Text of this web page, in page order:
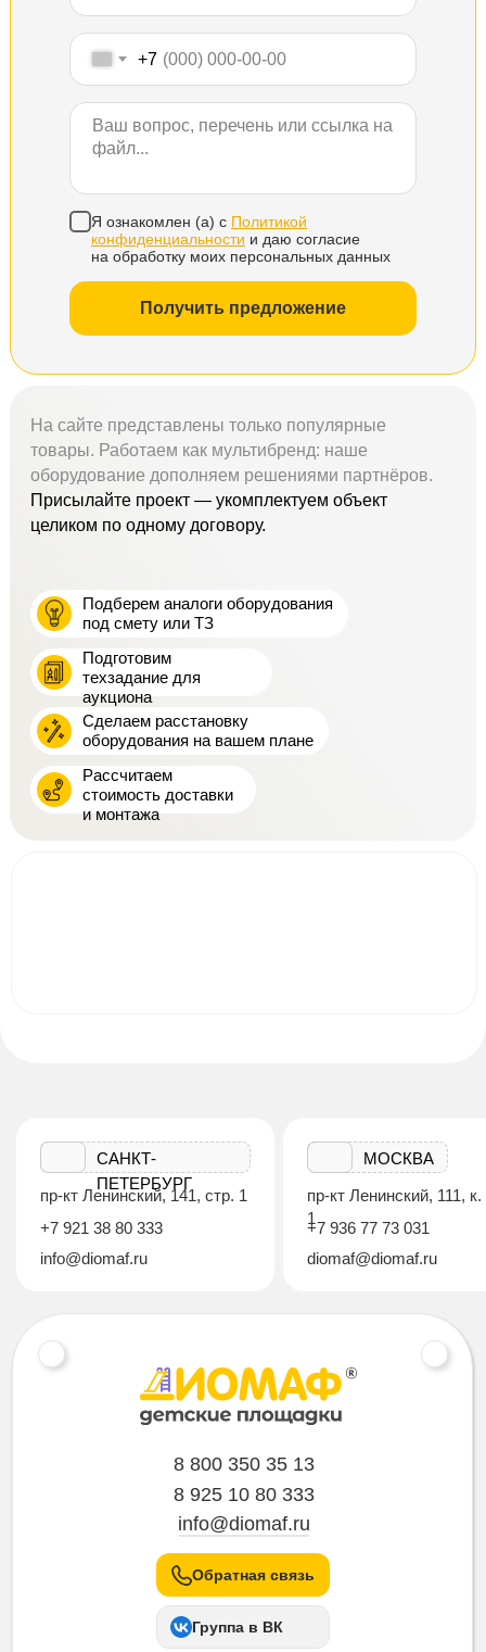
На сайте представлены только популярные
товары. Работаем как мультибренд: наше
оборудование дополняем решениями партнёров.
Присылайте проект — укомплектуем объект
целиком по одному договору.
Подберем аналоги оборудования
под смету или ТЗ
Подготовим
техзадание для
аукциона
Сделаем расстановку
оборудования на вашем плане
Рассчитаем
стоимость доставки
и монтажа
+7
Я ознакомлен (а) с Политикой
конфиденциальности и даю согласие
на обработку моих персональных данных
Получить предложение
САНКТ-
ПЕТЕРБУРГ
пр-кт Ленинский, 141, стр. 1
+7 921 38 80 333
info@diomaf.ru
МОСКВА
пр-кт Ленинский, 111, к.
1
+7 936 77 73 031
diomaf@diomaf.ru
8 800 350 35 13
8 925 10 80 333
info@diomaf.ru
Обратная связь
Группа в ВК